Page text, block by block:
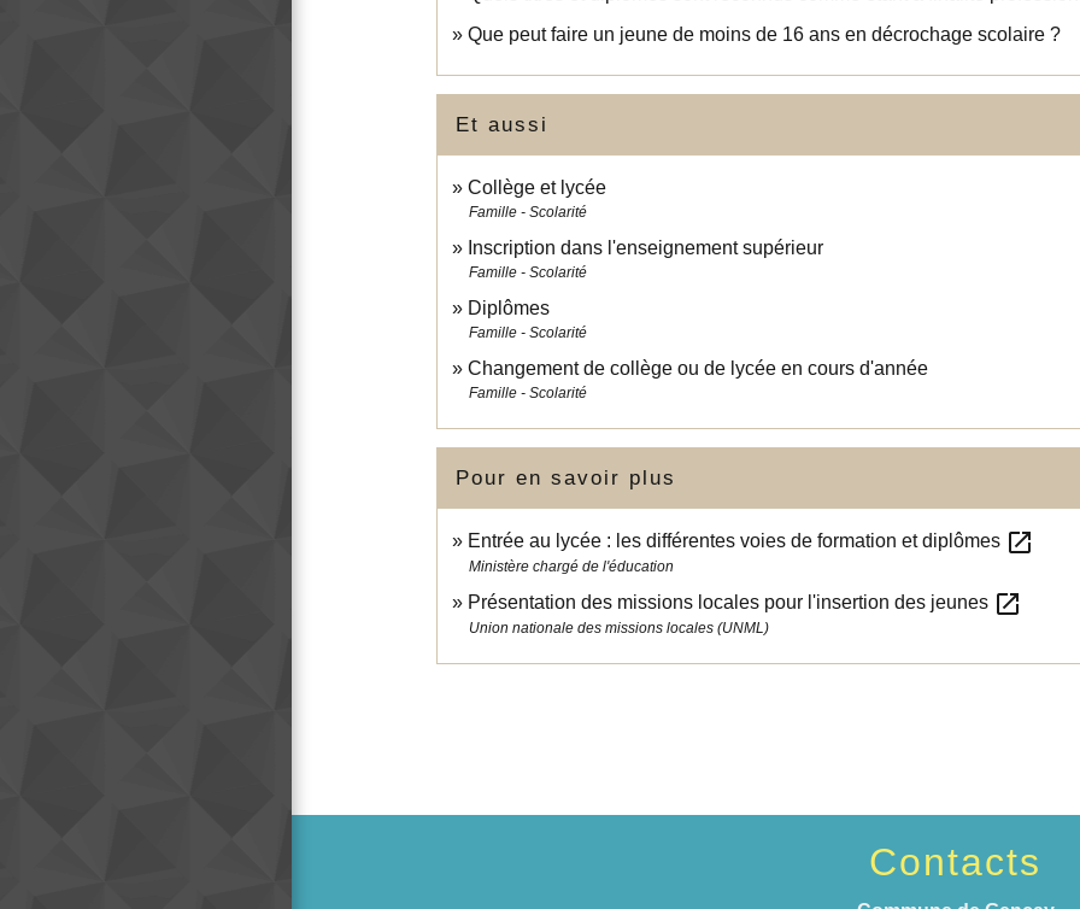
Que peut faire un jeune de moins de 16 ans en décrochage scolaire ?
Et aussi
Collège et lycée
Famille - Scolarité
Inscription dans l'enseignement supérieur
Famille - Scolarité
Diplômes
Famille - Scolarité
Changement de collège ou de lycée en cours d'année
Famille - Scolarité
Pour en savoir plus
Entrée au lycée : les différentes voies de formation et diplômes open_in_new
Ministère chargé de l'éducation
Présentation des missions locales pour l'insertion des jeunes open_in_new
Union nationale des missions locales (UNML)
Contacts